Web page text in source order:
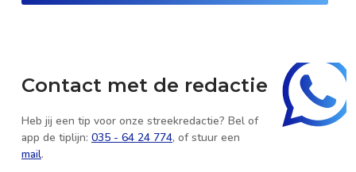
Contact met de redactie
Heb jij een tip voor onze streekredactie? Bel of
app de tiplijn: 035 - 64 24 774, of stuur een
mail.